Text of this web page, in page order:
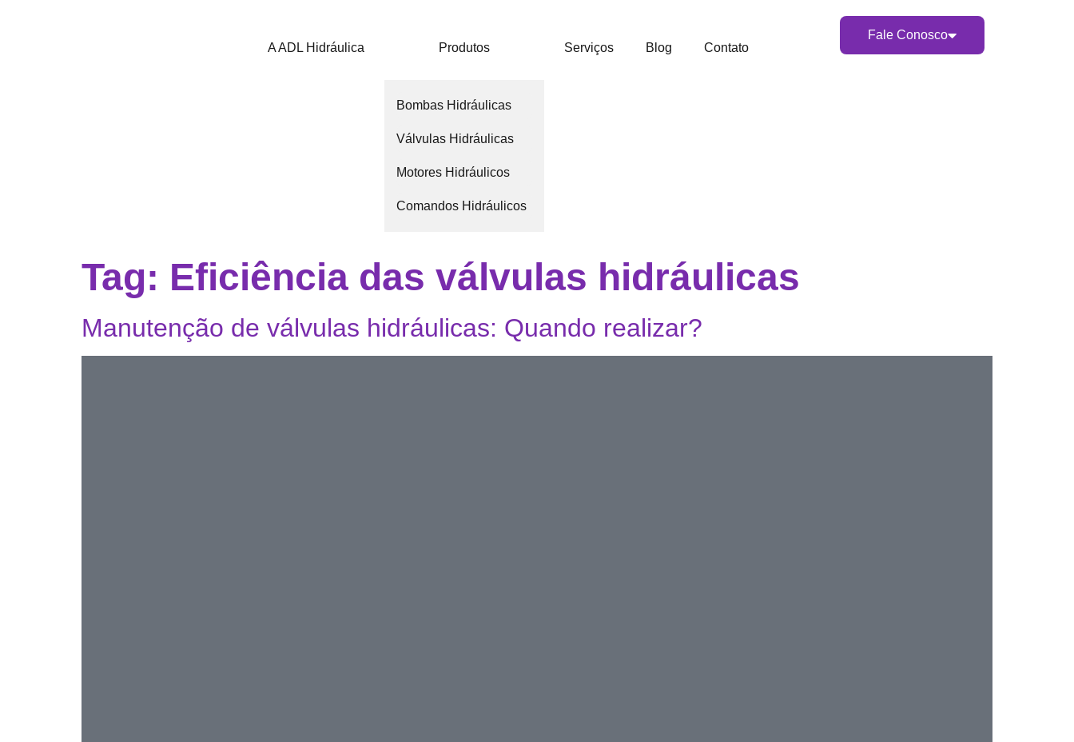
A ADL Hidráulica Produtos
Bombas Hidráulicas
Válvulas Hidráulicas
Motores Hidráulicos
Comandos Hidráulicos
Serviços Blog Contato
Fale Conosco
Tag: Eficiência das válvulas hidráulicas
Manutenção de válvulas hidráulicas: Quando realizar?